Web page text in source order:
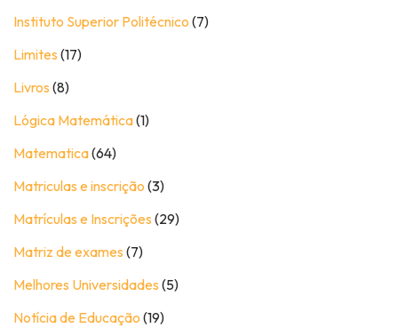
Instituto Superior Politécnico (7)
Limites (17)
Livros (8)
Lógica Matemática(1)
Matematica(64)
Matriculas e inscrição (3)
Matrículas e Inscrições (29)
Matriz de exames (7)
Melhores Universidades (5)
Notícia de Educação (19)